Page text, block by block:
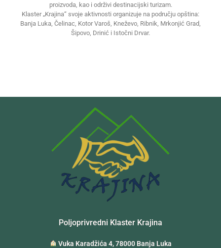
proizvoda, kao i održivi destinacijski turizam.
Klaster „Krajina“ svoje aktivnosti organizuje na području opština:
Banja Luka, Čelinac, Kotor Varoš, Kneževo, Ribnik, Mrkonjić Grad,
Šipovo, Drinić i Istočni Drvar.
Poljoprivredni Klaster Krajina
Vuka Karadžića 4, 78000 Banja Luka